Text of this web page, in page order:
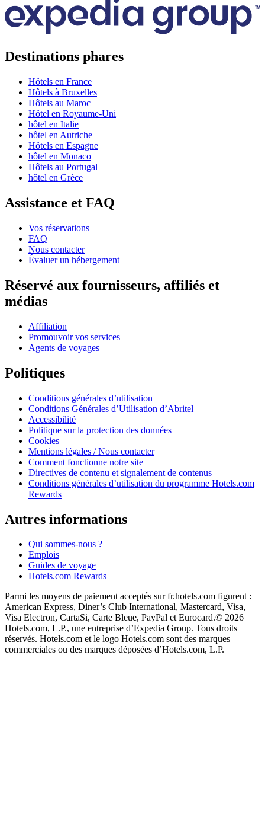
Destinations phares
Hôtels en France
Hôtels à Bruxelles
Hôtels au Maroc
Hôtel en Royaume-Uni
hôtel en Italie
hôtel en Autriche
Hôtels en Espagne
hôtel en Monaco
Hôtels au Portugal
hôtel en Grèce
Assistance et FAQ
Vos réservations
FAQ
Nous contacter
Évaluer un hébergement
Réservé aux fournisseurs, affiliés et
médias
Affiliation
Promouvoir vos services
Agents de voyages
Politiques
Conditions générales d’utilisation
Conditions Générales d’Utilisation d’Abritel
Accessibilité
Politique sur la protection des données
Cookies
Mentions légales / Nous contacter
Comment fonctionne notre site
Directives de contenu et signalement de contenus
Conditions générales d’utilisation du programme Hotels.com
Rewards
Autres informations
Qui sommes-nous ?
Emplois
Guides de voyage
Hotels.com Rewards
Parmi les moyens de paiement acceptés sur fr.hotels.com figurent :
American Express, Diner’s Club International, Mastercard, Visa,
Visa Electron, CartaSi, Carte Bleue, PayPal et Eurocard.© 2026
Hotels.com, L.P., une entreprise d’Expedia Group. Tous droits
réservés. Hotels.com et le logo Hotels.com sont des marques
commerciales ou des marques déposées d’Hotels.com, L.P.